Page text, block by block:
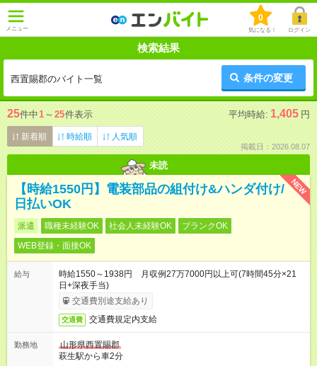
メニュー
0
気になる！ ログイン
検索結果
西置賜郡のバイト一覧 条件の変更
25件中1 ～ 25件表示 平均時給: 1,405 円
新着順 時給順 人気順
掲載日：2026.08.07
未読
NEW
【時給1550円】電装部品の組付け&ハンダ付け/
日払いOK
派遣 職種未経験OK 社会人未経験OK
ブランクOK
WEB登録・面接OK
給与
時給1550～1938円 月収例27万7000円以上可(7時間45分×21
日+深夜手当)
交通費別途支給あり
交通費 交通費規定内支給
勤務地
山形県西置賜郡
萩生駅から車2分